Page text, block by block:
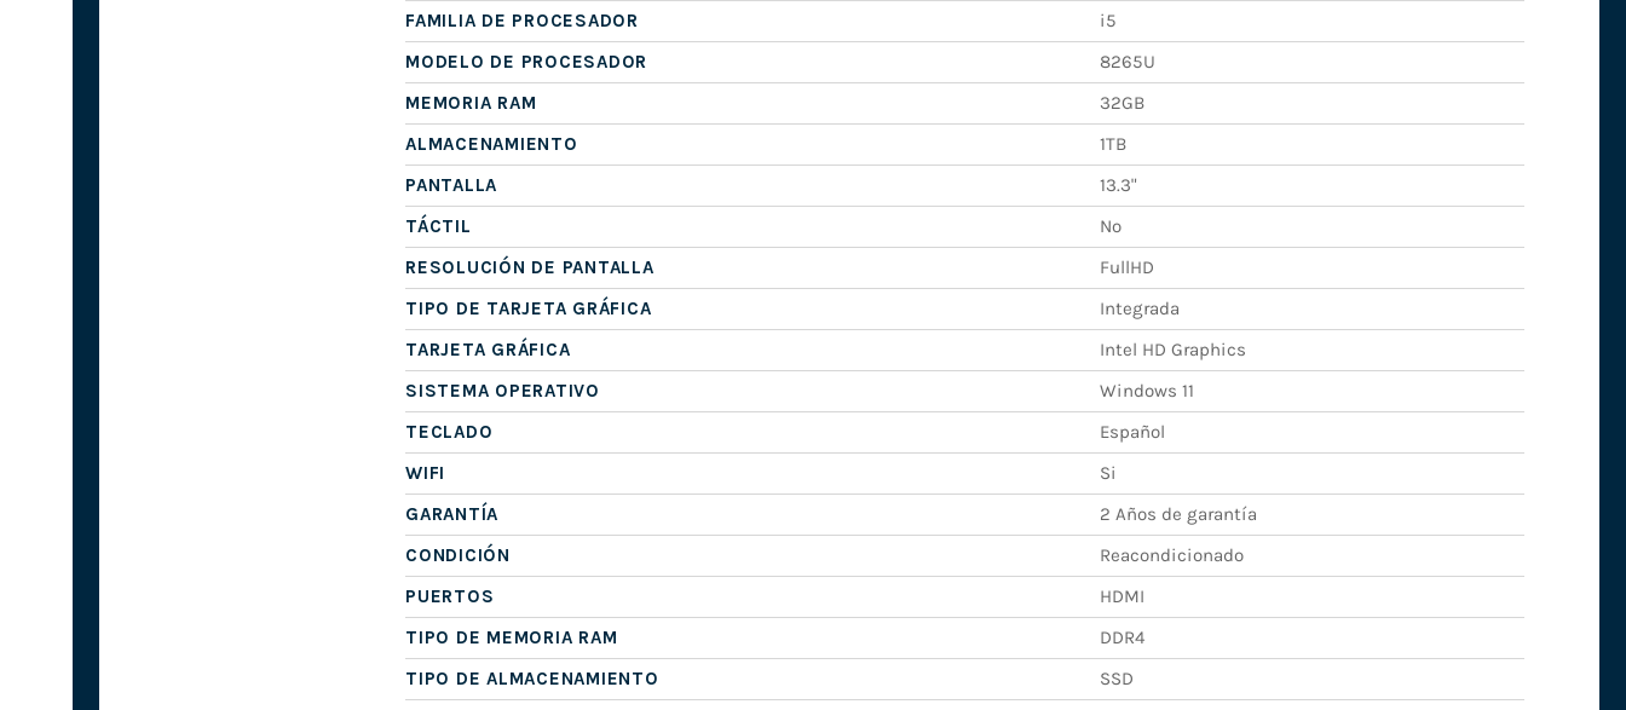
FAMILIA DE PROCESADOR
i5
MODELO DE PROCESADOR
8265U
MEMORIA RAM
32GB
ALMACENAMIENTO
1TB
PANTALLA
13.3"
TÁCTIL
No
RESOLUCIÓN DE PANTALLA
FullHD
TIPO DE TARJETA GRÁFICA
Integrada
TARJETA GRÁFICA
Intel HD Graphics
SISTEMA OPERATIVO
Windows 11
TECLADO
Español
WIFI
Si
GARANTÍA
2 Años de garantía
CONDICIÓN
Reacondicionado
PUERTOS
HDMI
TIPO DE MEMORIA RAM
DDR4
TIPO DE ALMACENAMIENTO
SSD